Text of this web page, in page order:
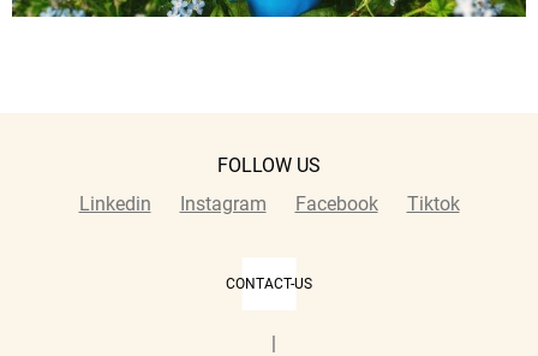
FOLLOW US
Linkedin
Instagram Facebook Tiktok
CONTACT-US
|